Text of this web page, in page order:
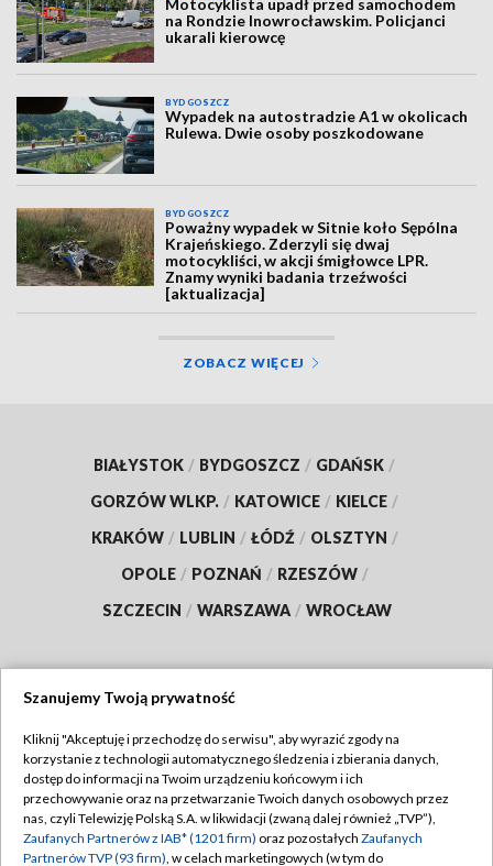
Motocyklista upadł przed samochodem
na Rondzie Inowrocławskim. Policjanci
ukarali kierowcę
BYDGOSZCZ
Wypadek na autostradzie A1 w okolicach
Rulewa. Dwie osoby poszkodowane
BYDGOSZCZ
Poważny wypadek w Sitnie koło Sępólna
Krajeńskiego. Zderzyli się dwaj
motocykliści, w akcji śmigłowce LPR.
Znamy wyniki badania trzeźwości
[aktualizacja]
ZOBACZ WIĘCEJ
BIAŁYSTOK / BYDGOSZCZ / GDAŃSK /
GORZÓW WLKP. / KATOWICE / KIELCE /
KRAKÓW / LUBLIN / ŁÓDŹ / OLSZTYN /
OPOLE / POZNAŃ / RZESZÓW /
SZCZECIN / WARSZAWA / WROCŁAW
TVP
Abonament TVP
Emisja w TVP
Regulamin TVP
Polityka prywatności
Szanujemy Twoją prywatność
Kliknij "Akceptuję i przechodzę do serwisu", aby wyrazić zgody na
korzystanie z technologii automatycznego śledzenia i zbierania danych,
dostęp do informacji na Twoim urządzeniu końcowym i ich
przechowywanie oraz na przetwarzanie Twoich danych osobowych przez
nas, czyli Telewizję Polską S.A. w likwidacji (zwaną dalej również „TVP”),
Zaufanych Partnerów z IAB* (1201 firm) oraz pozostałych Zaufanych
Partnerów TVP (93 firm), w celach marketingowych (w tym do